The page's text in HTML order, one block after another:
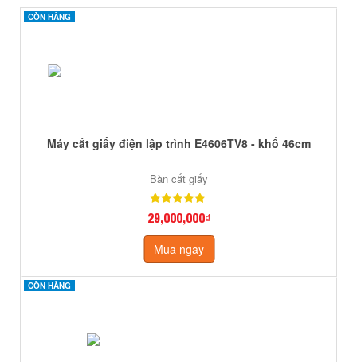
CÒN HÀNG
CÒN HÀNG
Máy cắt giấy điện lập trình E4606TV8 - khổ 46cm
Bàn cắt giấy
29,000,000₫
Mua ngay
CÒN HÀNG
CÒN HÀNG